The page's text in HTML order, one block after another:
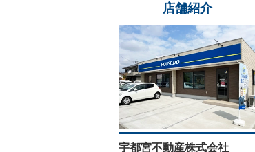
店舗紹介
宇都宮不動産株式会社